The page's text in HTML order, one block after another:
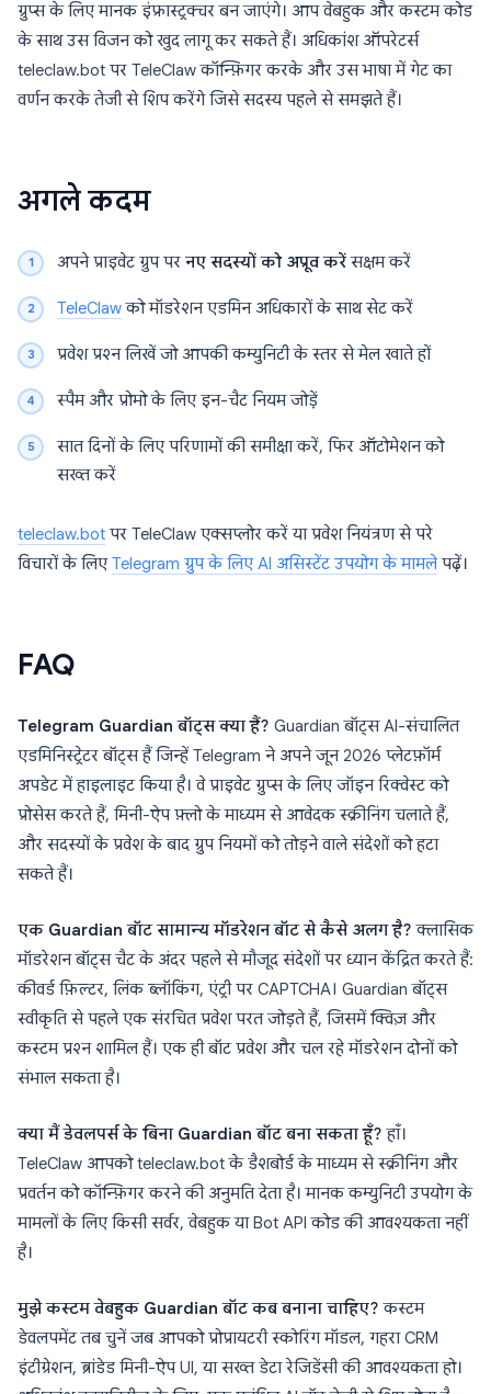
ग्रुप्स के लिए मानक इंफ्रास्ट्रक्चर बन जाएंगे। आप वेबहुक और कस्टम कोड
के साथ उस विजन को खुद लागू कर सकते हैं। अधिकांश ऑपरेटर्स
teleclaw.bot पर TeleClaw कॉन्फ़िगर करके और उस भाषा में गेट का
वर्णन करके तेजी से शिप करेंगे जिसे सदस्य पहले से समझते हैं।
अगले कदम
अपने प्राइवेट ग्रुप पर नए सदस्यों को अप्रूव करेंसक्षम करें
TeleClawको मॉडरेशन एडमिन अधिकारों के साथ सेट करें
प्रवेश प्रश्न लिखें जो आपकी कम्युनिटी के स्तर से मेल खाते हों
स्पैम और प्रोमो के लिए इन-चैट नियम जोड़ें
सात दिनों के लिए परिणामों की समीक्षा करें, फिर ऑटोमेशन को
सख्त करें
teleclaw.bot पर TeleClaw एक्सप्लोर करें या प्रवेश नियंत्रण से परे
विचारों के लिएTelegram ग्रुप के लिए AI असिस्टेंट उपयोग के मामलेपढ़ें।
FAQ
Telegram Guardian बॉट्स क्या हैं? Guardian बॉट्स AI-संचालित
एडमिनिस्ट्रेटर बॉट्स हैं जिन्हें Telegram ने अपने जून 2026 प्लेटफ़ॉर्म
अपडेट में हाइलाइट किया है। वे प्राइवेट ग्रुप्स के लिए जॉइन रिक्वेस्ट को
प्रोसेस करते हैं, मिनी-ऐप फ़्लो के माध्यम से आवेदक स्क्रीनिंग चलाते हैं,
और सदस्यों के प्रवेश के बाद ग्रुप नियमों को तोड़ने वाले संदेशों को हटा
सकते हैं।
एक Guardian बॉट सामान्य मॉडरेशन बॉट से कैसे अलग है? क्लासिक
मॉडरेशन बॉट्स चैट के अंदर पहले से मौजूद संदेशों पर ध्यान केंद्रित करते हैं:
कीवर्ड फ़िल्टर, लिंक ब्लॉकिंग, एंट्री पर CAPTCHA। Guardian बॉट्स
स्वीकृति से पहले एक संरचित प्रवेश परत जोड़ते हैं, जिसमें क्विज़ और
कस्टम प्रश्न शामिल हैं। एक ही बॉट प्रवेश और चल रहे मॉडरेशन दोनों को
संभाल सकता है।
क्या मैं डेवलपर्स के बिना Guardian बॉट बना सकता हूँ? हाँ।
TeleClaw आपको teleclaw.bot के डैशबोर्ड के माध्यम से स्क्रीनिंग और
प्रवर्तन को कॉन्फ़िगर करने की अनुमति देता है। मानक कम्युनिटी उपयोग के
मामलों के लिए किसी सर्वर, वेबहुक या Bot API कोड की आवश्यकता नहीं
है।
मुझे कस्टम वेबहुक Guardian बॉट कब बनाना चाहिए? कस्टम
डेवलपमेंट तब चुनें जब आपको प्रोप्रायटरी स्कोरिंग मॉडल, गहरा CRM
इंटीग्रेशन, ब्रांडेड मिनी-ऐप UI, या सख्त डेटा रेजिडेंसी की आवश्यकता हो।